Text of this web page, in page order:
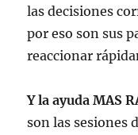
las decisiones
por eso son sus
reaccionar
Y la ayuda MAS
son las sesiones